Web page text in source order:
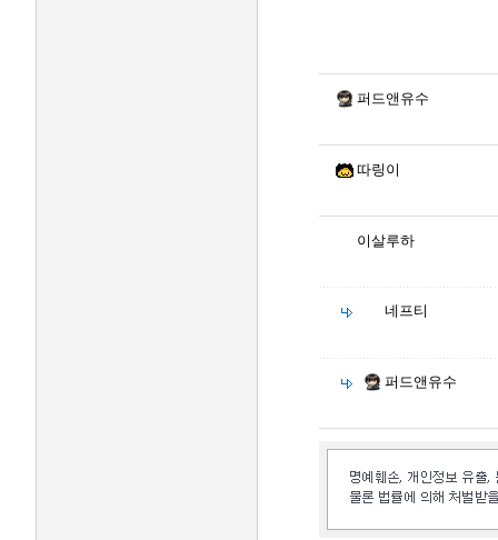
퍼드앤유수
따링이
이살루하
네프티
퍼드앤유수